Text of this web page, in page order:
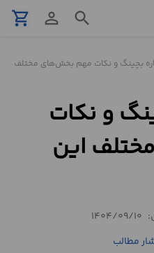
search
person_outline
shopping_cart
بچینگ و نکات مهم بخش‌های مختلف این
و نکات
این
1404/09/10
مطالب